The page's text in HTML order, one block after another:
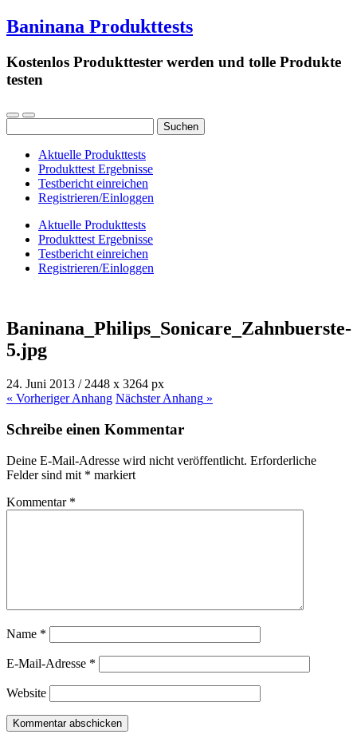
Baninana Produkttests
Kostenlos Produkttester werden und tolle Produkte
testen
nach:
Aktuelle Produkttests
Produkttest Ergebnisse
Testbericht einreichen
Registrieren/Einloggen
Aktuelle Produkttests
Produkttest Ergebnisse
Testbericht einreichen
Registrieren/Einloggen
Baninana_Philips_Sonicare_Zahnbuerste-
5.jpg
24. Juni 2013 / 2448 x 3264 px
« VorherigerAnhang NächsterAnhang »
Schreibe einen Kommentar
Deine E-Mail-Adresse wird nicht veröffentlicht. Erforderliche
Felder sind mit * markiert
Kommentar *
Name *
E-Mail-Adresse *
Website